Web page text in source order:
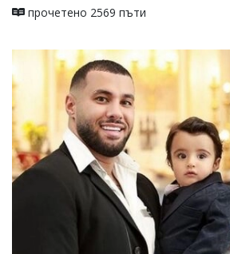
редактор:
email:
office@flagman.bg
Коментарите
под
статиите
се
въвеждат
от
прочетено 2569 пъти